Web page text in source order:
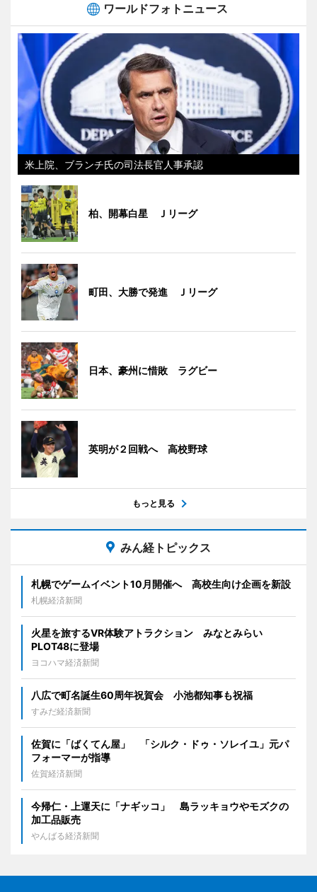
ワールドフォトニュース
米上院、ブランチ氏の司法長官人事承認
柏、開幕白星 Ｊリーグ
町田、大勝で発進 Ｊリーグ
日本、豪州に惜敗 ラグビー
英明が２回戦へ 高校野球
もっと見る
みん経トピックス
札幌でゲームイベント10月開催へ 高校生向け企画を新設
札幌経済新聞
火星を旅するVR体験アトラクション みなとみらい
PLOT48に登場
ヨコハマ経済新聞
八広で町名誕生60周年祝賀会 小池都知事も祝福
すみだ経済新聞
佐賀に「ばくてん屋」 「シルク・ドゥ・ソレイユ」元パ
フォーマーが指導
佐賀経済新聞
今帰仁・上運天に「ナギッコ」 島ラッキョウやモズクの
加工品販売
やんばる経済新聞